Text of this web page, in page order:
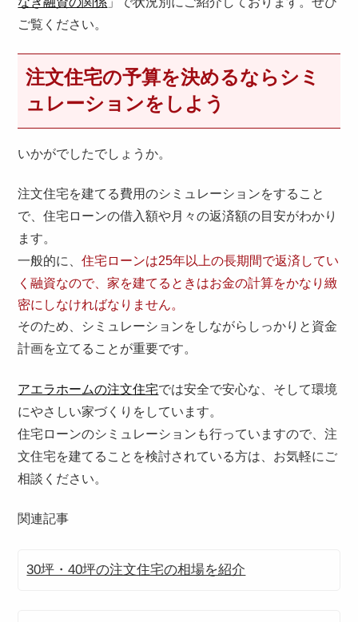
ご覧ください。
注文住宅の予算を決めるならシミ
ュレーションをしよう
いかがでしたでしょうか。
注文住宅を建てる費用のシミュレーションをすること
で、住宅ローンの借入額や月々の返済額の目安がわかり
ます。
一般的に、住宅ローンは25年以上の長期間で返済してい
く融資なので、家を建てるときはお金の計算をかなり緻
密にしなければなりません。
そのため、シミュレーションをしながらしっかりと資金
計画を立てることが重要です。
アエラホームの注文住宅では安全で安心な、そして環境
にやさしい家づくりをしています。
住宅ローンのシミュレーションも行っていますので、注
文住宅を建てることを検討されている方は、お気軽にご
相談ください。
関連記事
30坪・40坪の注文住宅の相場を紹介